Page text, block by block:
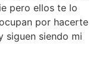
pero ellos te lo
por hacerte
siguen siendo mi